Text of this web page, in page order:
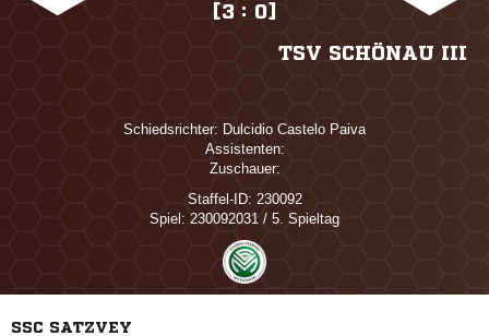
[3 : 0]
TSV SCHÖNAU III
Schiedsrichter:   
Assistenten:
Zuschauer:
Staffel-ID: 230092
Spiel: 230092031 / 5. Spieltag
SSC SATZVEY